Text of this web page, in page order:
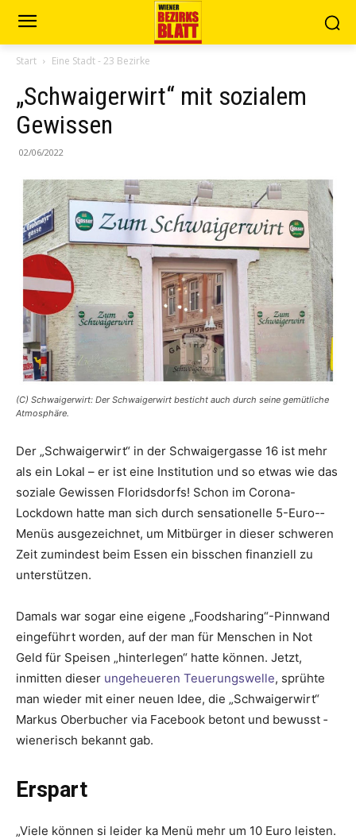
Start Eine Stadt - 23 Bezirke
„Schwaigerwirt“ mit sozialem
Gewissen
02/06/2022
(C) Schwaigerwirt: Der Schwaigerwirt besticht auch durch seine gemütliche
Atmosphäre.
Der „Schwaigerwirt“ in der Schwaigergasse 16 ist mehr
als ein Lokal – er ist eine Institution und so etwas wie das
soziale Gewissen Floridsdorfs! Schon im Corona-
Lockdown hatte man sich durch sensationelle 5-Euro-­
Menüs ausgezeichnet, um Mitbürger in ­dieser schweren
Zeit zumindest beim Essen ein bisschen ­finanziell zu
unterstützen.
Damals war sogar eine eigene „Foodsharing“-Pinnwand
eingeführt worden, auf der man für Menschen in Not
Geld für Speisen „hinterlegen“ hatte können. Jetzt,
inmitten dieser ungeheueren Teuerungswelle, sprühte
man ­wieder mit einer neuen Idee, die „Schwaigerwirt“
Markus Oberbucher via Facebook ­betont und bewusst ­
wienerisch ­bekannt gab.
Erspart
„Viele können si leider ka Menü mehr um 10 Euro leisten.